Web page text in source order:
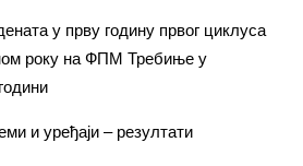
у прву годину првог циклуса
року на ФПМ Требиње у
и уређаји – резултати